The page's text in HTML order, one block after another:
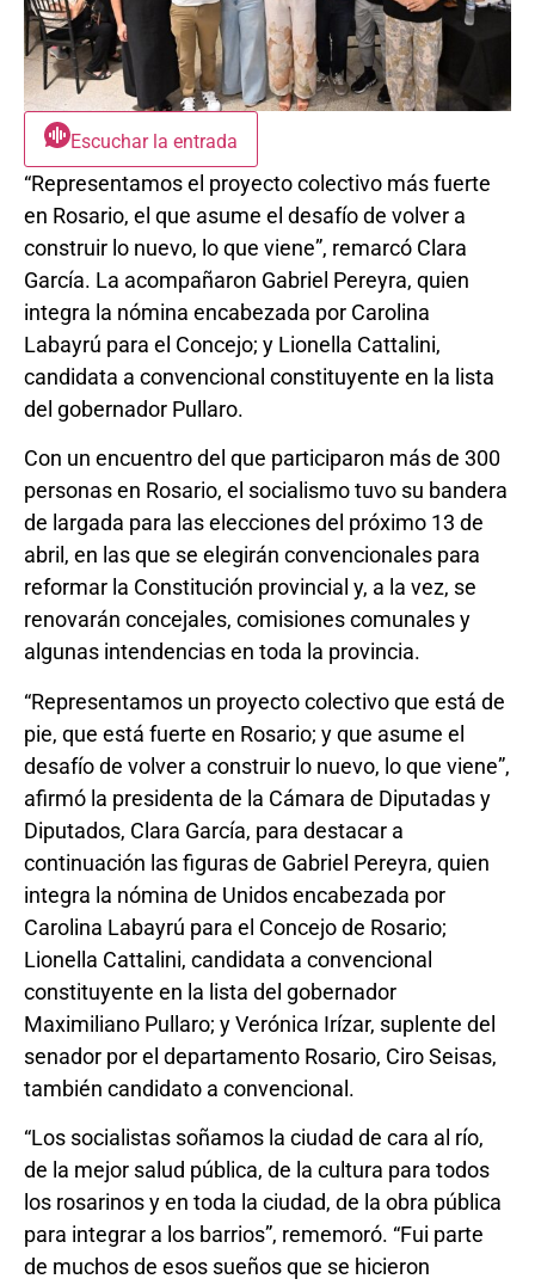
Escuchar la entrada
“Representamos el proyecto colectivo más fuerte
en Rosario, el que asume el desafío de volver a
construir lo nuevo, lo que viene”, remarcó Clara
García. La acompañaron Gabriel Pereyra, quien
integra la nómina encabezada por Carolina
Labayrú para el Concejo; y Lionella Cattalini,
candidata a convencional constituyente en la lista
del gobernador Pullaro.
Con un encuentro del que participaron más de 300
personas en Rosario, el socialismo tuvo su bandera
de largada para las elecciones del próximo 13 de
abril, en las que se elegirán convencionales para
reformar la Constitución provincial y, a la vez, se
renovarán concejales, comisiones comunales y
algunas intendencias en toda la provincia.
“Representamos un proyecto colectivo que está de
pie, que está fuerte en Rosario; y que asume el
desafío de volver a construir lo nuevo, lo que viene”,
afirmó la presidenta de la Cámara de Diputadas y
Diputados, Clara García, para destacar a
continuación las figuras de Gabriel Pereyra, quien
integra la nómina de Unidos encabezada por
Carolina Labayrú para el Concejo de Rosario;
Lionella Cattalini, candidata a convencional
constituyente en la lista del gobernador
Maximiliano Pullaro; y Verónica Irízar, suplente del
senador por el departamento Rosario, Ciro Seisas,
también candidato a convencional.
“Los socialistas soñamos la ciudad de cara al río,
de la mejor salud pública, de la cultura para todos
los rosarinos y en toda la ciudad, de la obra pública
para integrar a los barrios”, rememoró. “Fui parte
de muchos de esos sueños que se hicieron